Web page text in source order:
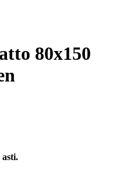
80x150
asti.